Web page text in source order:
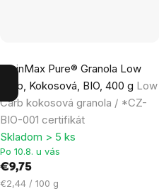
BrainMax Pure® Granola Low
Carb, Kokosová, BIO, 400 g Low
Carb kokosová granola / *CZ-
BIO-001 certifikát
hodnotenie
produktu
je
5,0
z
5
hviezdičiek.
Skladom > 5 ks
Po 10.8. u vás
€9,75
Jednotková
€2,44 / 100 g